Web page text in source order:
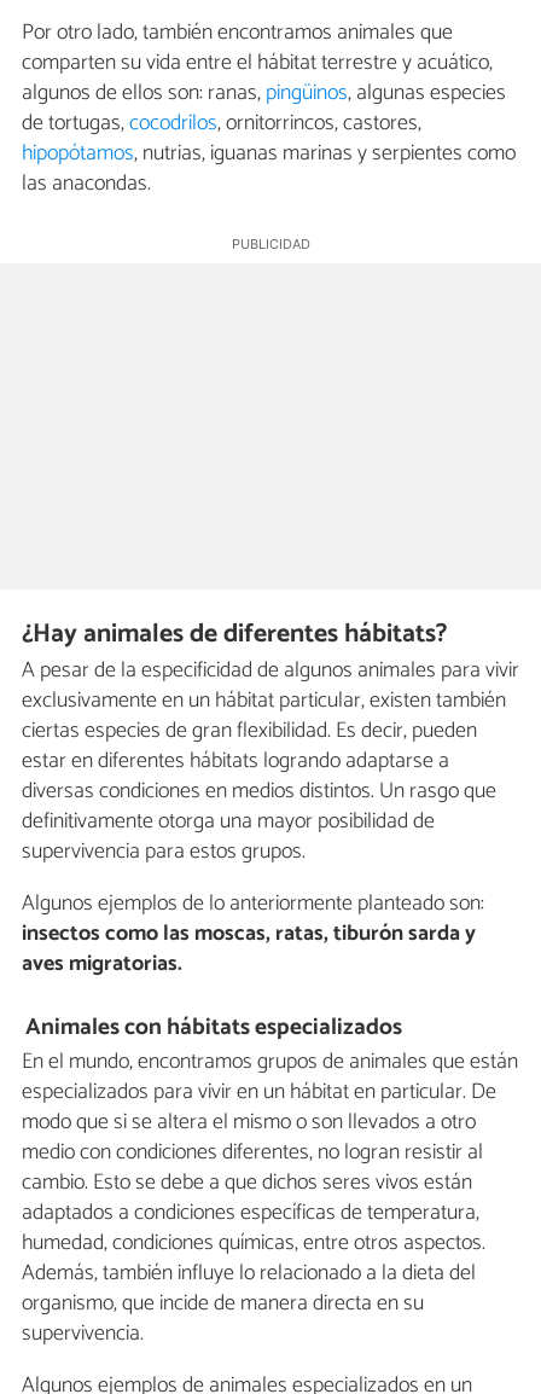
Por otro lado, también encontramos animales que
comparten su vida entre el hábitat terrestre y acuático,
algunos de ellos son: ranas,pingüinos, algunas especies
de tortugas,cocodrilos, ornitorrincos, castores,
hipopótamos, nutrias, iguanas marinas y serpientes como
las anacondas.
¿Hay animales de diferentes hábitats?
A pesar de la especificidad de algunos animales para vivir
exclusivamente en un hábitat particular, existen también
ciertas especies de gran flexibilidad. Es decir, pueden
estar en diferentes hábitats logrando adaptarse a
diversas condiciones en medios distintos. Un rasgo que
definitivamente otorga una mayor posibilidad de
supervivencia para estos grupos.
Algunos ejemplos de lo anteriormente planteado son:
insectos como las moscas, ratas, tiburón sarda y
aves migratorias.
Animales con hábitats especializados
En el mundo, encontramos grupos de animales que están
especializados para vivir en un hábitat en particular. De
modo que si se altera el mismo o son llevados a otro
medio con condiciones diferentes, no logran resistir al
cambio. Esto se debe a que dichos seres vivos están
adaptados a condiciones específicas de temperatura,
humedad, condiciones químicas, entre otros aspectos.
Además, también influye lo relacionado a la dieta del
organismo, que incide de manera directa en su
supervivencia.
Algunos ejemplos de animales especializados en un